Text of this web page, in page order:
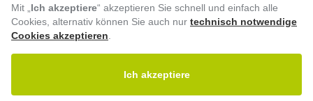
BESUCHEN SIE UNS
Mit „ Ich akzeptiere“ akzeptieren Sie schnell und einfach alle
Cookies, alternativ können Sie auch nur technisch notwendige
Cookies akzeptieren
Ich akzeptiere